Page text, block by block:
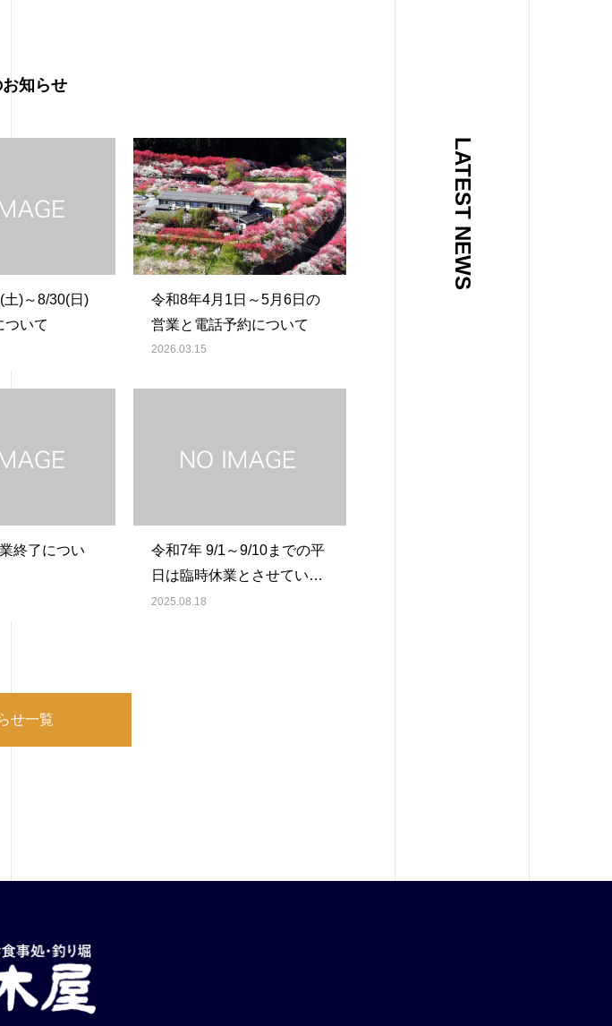
LATEST NEWS
知らせ
)～8/30(日)
ついて
令和8年4月1日～5月6日の
営業と電話予約について
2026.03.15
終了につい
令和7年 9/1～9/10までの平
日は臨時休業とさせていた
だきます。
2025.08.18
せ一覧